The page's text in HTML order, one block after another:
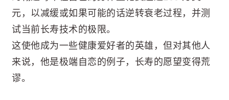
元，以减缓或如果可能的话逆转衰老过程，并测
试当前长寿技术的极限。
这使他成为一些健康爱好者的英雄，但对其他人
来说，他是极端自恋的例子，长寿的愿望变得荒
谬。